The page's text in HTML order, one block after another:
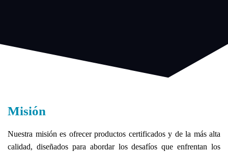
Misión
Nuestra misión es ofrecer productos certificados y de la más alta
calidad, diseñados para abordar los desafíos que enfrentan los